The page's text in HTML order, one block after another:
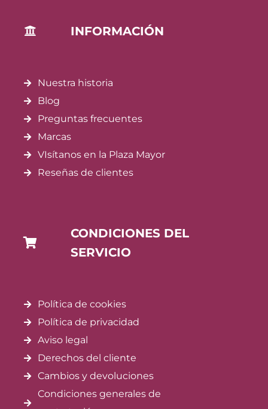
INFORMACIÓN
Nuestra historia
Blog
Preguntas frecuentes
Marcas
VIsítanos en la Plaza Mayor
Reseñas de clientes
CONDICIONES DEL
SERVICIO
Política de cookies
Política de privacidad
Aviso legal
Derechos del cliente
Cambios y devoluciones
Condiciones generales de